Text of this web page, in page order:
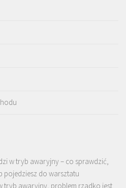
w tryb awaryjny – co sprawdzić,
pojedziesz do warsztatu
tryb awaryjny, problem rzadko jest